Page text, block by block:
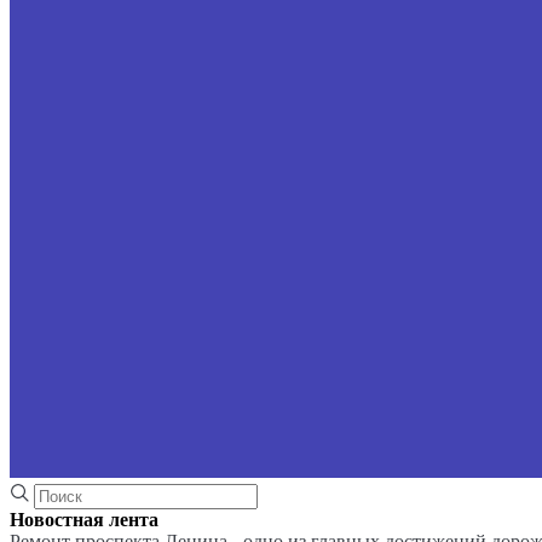
Новостная лента